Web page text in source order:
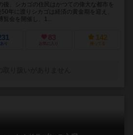
後、シカゴの住民はかつての偉大な都市を
年に渡りシカゴは経済の黄金期を迎え、
覧会を開催し、1...
り
83
お気に入り
142
持ってる